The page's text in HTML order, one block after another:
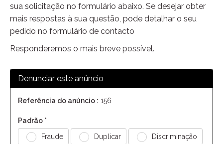
sua solicitação no formulário abaixo. Se desejar obter
mais respostas à sua questão, pode detalhar o seu
pedido no formulário de contacto
Responderemos o mais breve possível.
Denunciar este anúncio
Referência do anúncio : 156
Padrão *
Fraude
Duplicar Discriminação